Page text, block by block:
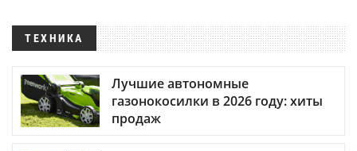
ТЕХНИКА
Лучшие автономные
газонокосилки в 2026 году: хиты
продаж